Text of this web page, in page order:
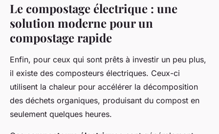
Le compostage électrique : une
solution moderne pour un
compostage rapide
Enfin, pour ceux qui sont prêts à investir un peu plus,
il existe des composteurs électriques. Ceux-ci
utilisent la chaleur pour accélérer la décomposition
des déchets organiques, produisant du compost en
seulement quelques heures.